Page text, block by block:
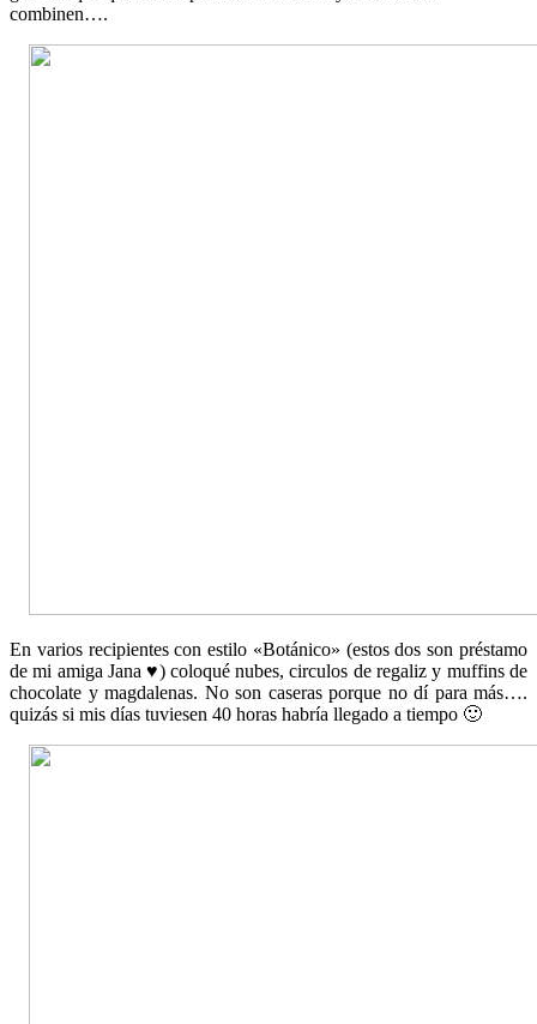
combinen….
En varios recipientes con estilo «Botánico» (estos dos son préstamo
de mi amiga Jana ♥) coloqué nubes, circulos de regaliz y muffins de
chocolate y magdalenas. No son caseras porque no dí para más….
quizás si mis días tuviesen 40 horas habría llegado a tiempo 🙂